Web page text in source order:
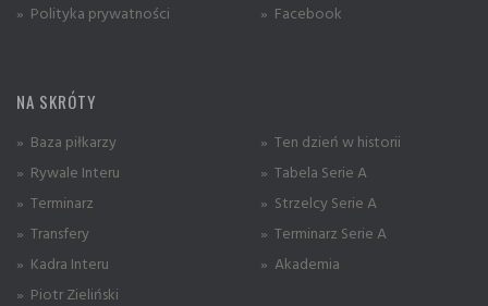
» Polityka prywatności
» Facebook
NA SKRÓTY
» Baza piłkarzy
» Rywale Interu
» Terminarz
» Transfery
» Kadra Interu
» Piotr Zieliński
» Ten dzień w historii
» Tabela Serie A
» Strzelcy Serie A
» Terminarz Serie A
» Akademia